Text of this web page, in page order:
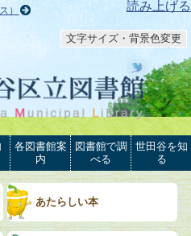
読み上げる
）
文字サイズ・背景色変更
各図書館案
内
図書館で調
べる
世田谷を知
る
あたらしい本